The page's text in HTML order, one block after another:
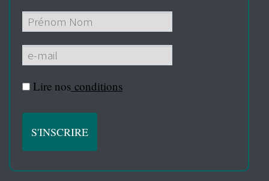
Lire nos conditions